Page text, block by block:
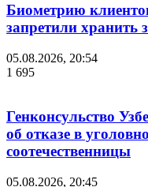
Биометрию
запретили хранить
05.08.2026, 20:54
1 695
Генконсульство
об отказе в
соотечественницы
05.08.2026, 20:45